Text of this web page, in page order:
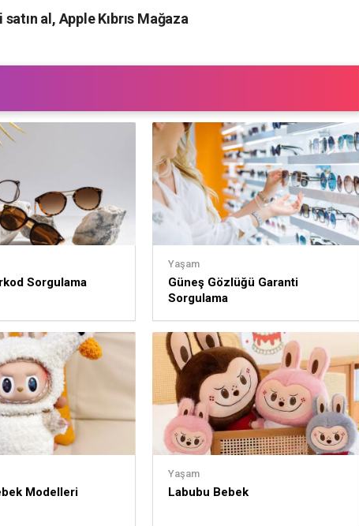
al, Apple Kıbrıs Mağaza
Sorgulama
Yaşam
Güneş Gözlüğü Garanti
Sorgulama
Modelleri
Yaşam
Labubu Bebek